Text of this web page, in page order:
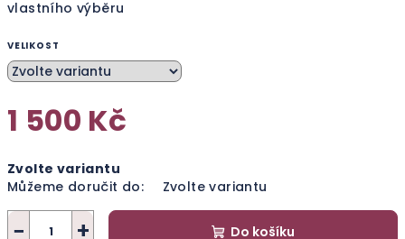
vlastního výběru
VELIKOST
1 500 Kč
cena:
Zvolte variantu
Můžeme doručit do:
Zvolte variantu
+
− Do košíku